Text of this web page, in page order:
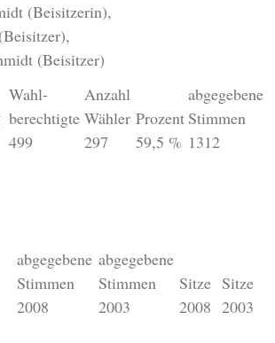
(Beisitzerin),
(Beisitzer)
Wahl-
berechtigte
Anzahl
Wähler Prozent
abgegebene
Stimmen
499
297 59,5 % 1312
abgegebene
Stimmen
2008
abgegebene
Stimmen
2003
Sitze
2008
Sitze
2003